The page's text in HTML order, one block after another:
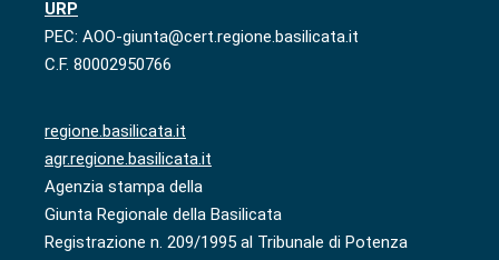
URP
PEC: AOO-giunta@cert.regione.basilicata.it
C.F. 80002950766
regione.basilicata.it
agr.regione.basilicata.it
Agenzia stampa della
Giunta Regionale della Basilicata
Registrazione n. 209/1995 al Tribunale di Potenza